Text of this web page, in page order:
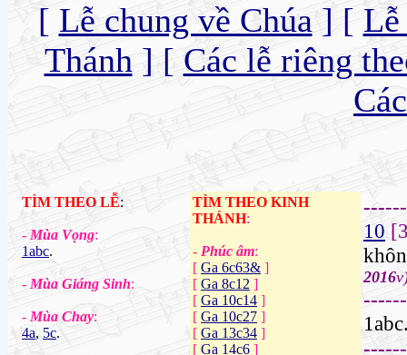
[ Lễ chung về Chúa ] [
Thánh ] [ Các lễ riêng
TÌM THEO LỄ:
- Mùa Vọng:
1abc.
- Mùa Giáng Sinh:
- Mùa Chay:
4a, 5c.
TÌM THEO KINH
THÁNH:
- Phúc âm:
[ Ga 6c63& ]
[ Ga 8c12 ]
[ Ga 10c14 ]
[ Ga 10c27 ]
[ Ga 13c34 ]
[ Ga 14c6 ]
------
10
2016
------
1
------